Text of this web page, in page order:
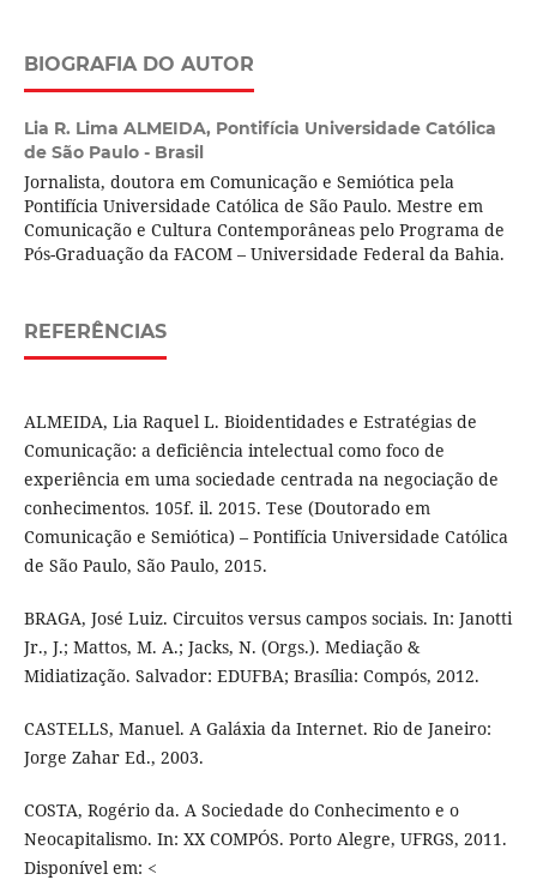
BIOGRAFIA DO AUTOR
Lia R. Lima ALMEIDA, Pontifícia Universidade Católica
de São Paulo - Brasil
Jornalista, doutora em Comunicação e Semiótica pela
Pontifícia Universidade Católica de São Paulo. Mestre em
Comunicação e Cultura Contemporâneas pelo Programa de
Pós-Graduação da FACOM – Universidade Federal da Bahia.
REFERÊNCIAS
ALMEIDA, Lia Raquel L. Bioidentidades e Estratégias de
Comunicação: a deficiência intelectual como foco de
experiência em uma sociedade centrada na negociação de
conhecimentos. 105f. il. 2015. Tese (Doutorado em
Comunicação e Semiótica) – Pontifícia Universidade Católica
de São Paulo, São Paulo, 2015.
BRAGA, José Luiz. Circuitos versus campos sociais. In: Janotti
Jr., J.; Mattos, M. A.; Jacks, N. (Orgs.). Mediação &
Midiatização. Salvador: EDUFBA; Brasília: Compós, 2012.
CASTELLS, Manuel. A Galáxia da Internet. Rio de Janeiro:
Jorge Zahar Ed., 2003.
COSTA, Rogério da. A Sociedade do Conhecimento e o
Neocapitalismo. In: XX COMPÓS. Porto Alegre, UFRGS, 2011.
Disponível em: <